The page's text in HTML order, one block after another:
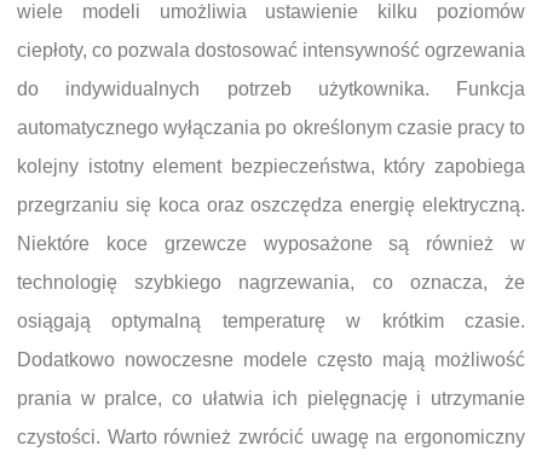
wiele modeli umożliwia ustawienie kilku poziomów
ciepłoty, co pozwala dostosować intensywność ogrzewania
do indywidualnych potrzeb użytkownika. Funkcja
automatycznego wyłączania po określonym czasie pracy to
kolejny istotny element bezpieczeństwa, który zapobiega
przegrzaniu się koca oraz oszczędza energię elektryczną.
Niektóre koce grzewcze wyposażone są również w
technologię szybkiego nagrzewania, co oznacza, że
osiągają optymalną temperaturę w krótkim czasie.
Dodatkowo nowoczesne modele często mają możliwość
prania w pralce, co ułatwia ich pielęgnację i utrzymanie
czystości. Warto również zwrócić uwagę na ergonomiczny